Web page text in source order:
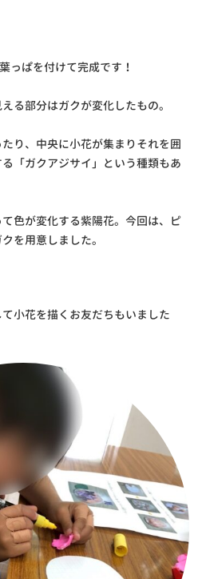
っぱを付けて完成です！
る部分はガクが変化したもの。
り、中央に小花が集まりそれを囲
「ガクアジサイ」という種類もあ
色が変化する紫陽花。今回は、ピ
を用意しました。
小花を描くお友だちもいました